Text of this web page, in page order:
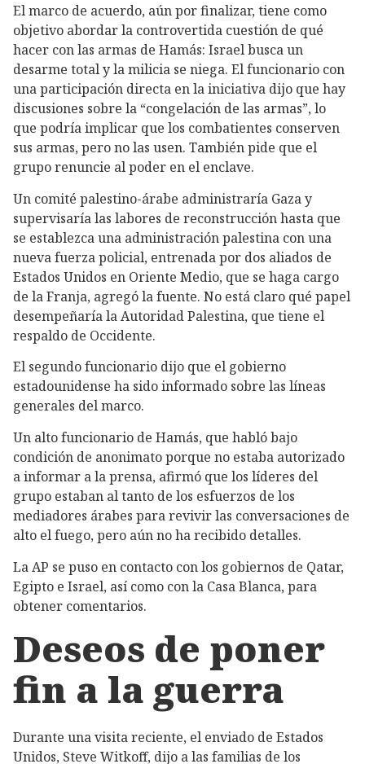
El marco de acuerdo, aún por finalizar, tiene como
objetivo abordar la controvertida cuestión de qué
hacer con las armas de Hamás: Israel busca un
desarme total y la milicia se niega. El funcionario con
una participación directa en la iniciativa dijo que hay
discusiones sobre la “congelación de las armas”, lo
que podría implicar que los combatientes conserven
sus armas, pero no las usen. También pide que el
grupo renuncie al poder en el enclave.
Un comité palestino-árabe administraría Gaza y
supervisaría las labores de reconstrucción hasta que
se establezca una administración palestina con una
nueva fuerza policial, entrenada por dos aliados de
Estados Unidos en Oriente Medio, que se haga cargo
de la Franja, agregó la fuente. No está claro qué papel
desempeñaría la Autoridad Palestina, que tiene el
respaldo de Occidente.
El segundo funcionario dijo que el gobierno
estadounidense ha sido informado sobre las líneas
generales del marco.
Un alto funcionario de Hamás, que habló bajo
condición de anonimato porque no estaba autorizado
a informar a la prensa, afirmó que los líderes del
grupo estaban al tanto de los esfuerzos de los
mediadores árabes para revivir las conversaciones de
alto el fuego, pero aún no ha recibido detalles.
La AP se puso en contacto con los gobiernos de Qatar,
Egipto e Israel, así como con la Casa Blanca, para
obtener comentarios.
Deseos de poner
fin a la guerra
Durante una visita reciente, el enviado de Estados
Unidos, Steve Witkoff, dijo a las familias de los